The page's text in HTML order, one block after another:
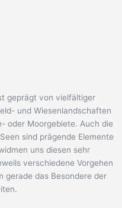
geprägt von vielfältiger
und Wiesenlandschaften
oder Moorgebiete. Auch die
sind prägende Elemente
uns diesen sehr
verschiedene Vorgehen
gerade das Besondere der